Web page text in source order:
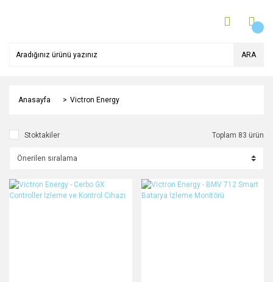
ARA
Anasayfa Victron Energy
Stoktakiler Toplam 83 ürün